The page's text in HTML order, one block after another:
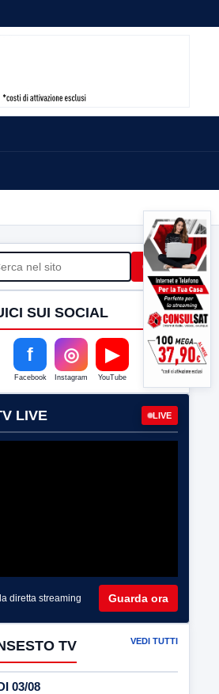
Cerca
SUI SOCIAL
f
Facebook
◎
Instagram
▶
YouTube
LIVE LIVE
diretta streaming Guarda ora
TV VEDI TUTTI
03/08